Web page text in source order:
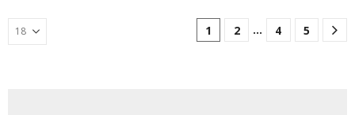
1 2 … 4 5